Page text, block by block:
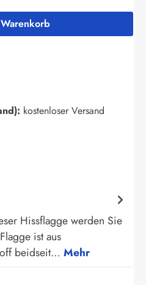
kostenloser Versand
Hissflagge werden Sie
ist aus
beidseit… Mehr